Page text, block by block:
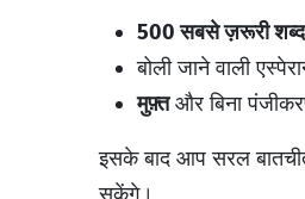
500 सबसे ज़रूरी शब्द
बोली जाने वाली
मुफ़्तऔर बिना
इसके बाद आप सरल